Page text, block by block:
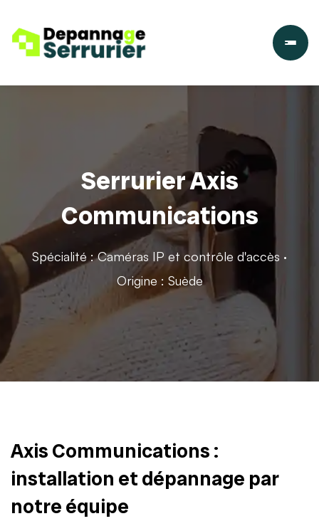
Serrurier Axis
Communications
Spécialité : Caméras IP et contrôle d'accès ·
Origine : Suède
Axis Communications :
installation et dépannage par
notre équipe